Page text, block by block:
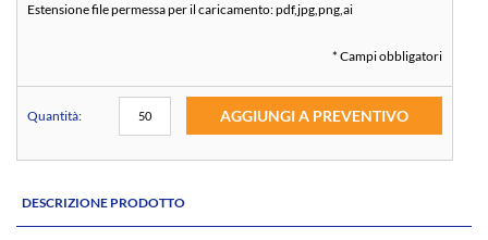
Estensione file permessa per il caricamento:pdf,jpg,png,ai
* Campi obbligatori
Quantità: AGGIUNGI A PREVENTIVO
DESCRIZIONE PRODOTTO